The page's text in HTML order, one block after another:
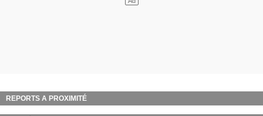
REPORTS A PROXIMITÉ